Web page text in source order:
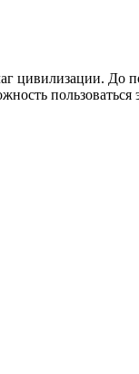
цивилизации.
пользоваться